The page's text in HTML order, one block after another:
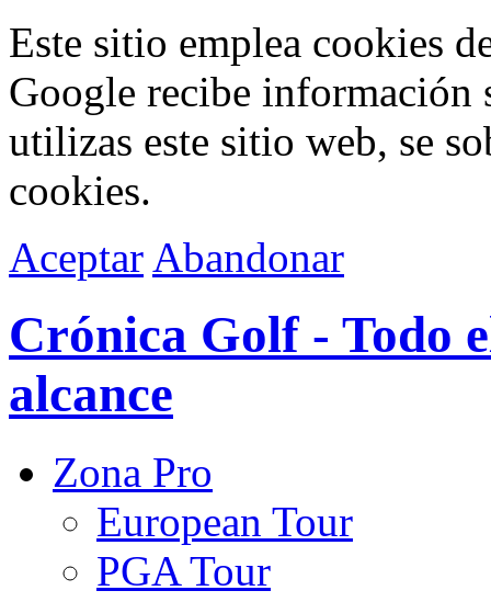
Este sitio emplea cookies
Google recibe información
utilizas este sitio web, se
cookies.
Aceptar Abandonar
Crónica Golf - Todo
alcance
Zona Pro
European Tour
PGA Tour